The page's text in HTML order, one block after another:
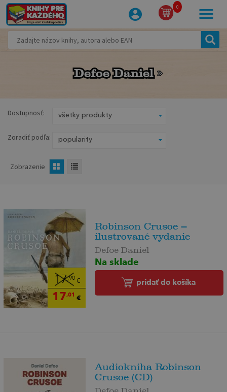
0
Defoe Daniel
Defoe Daniel
Dostupnosť:
Zoradiť podľa:
Zobrazenie
17,90€
17,01 €
Robinson Crusoe –
ilustrované vydanie
Defoe Daniel
Na sklade
pridať do košíka
Audiokniha Robinson
Crusoe (CD)
Defoe Daniel